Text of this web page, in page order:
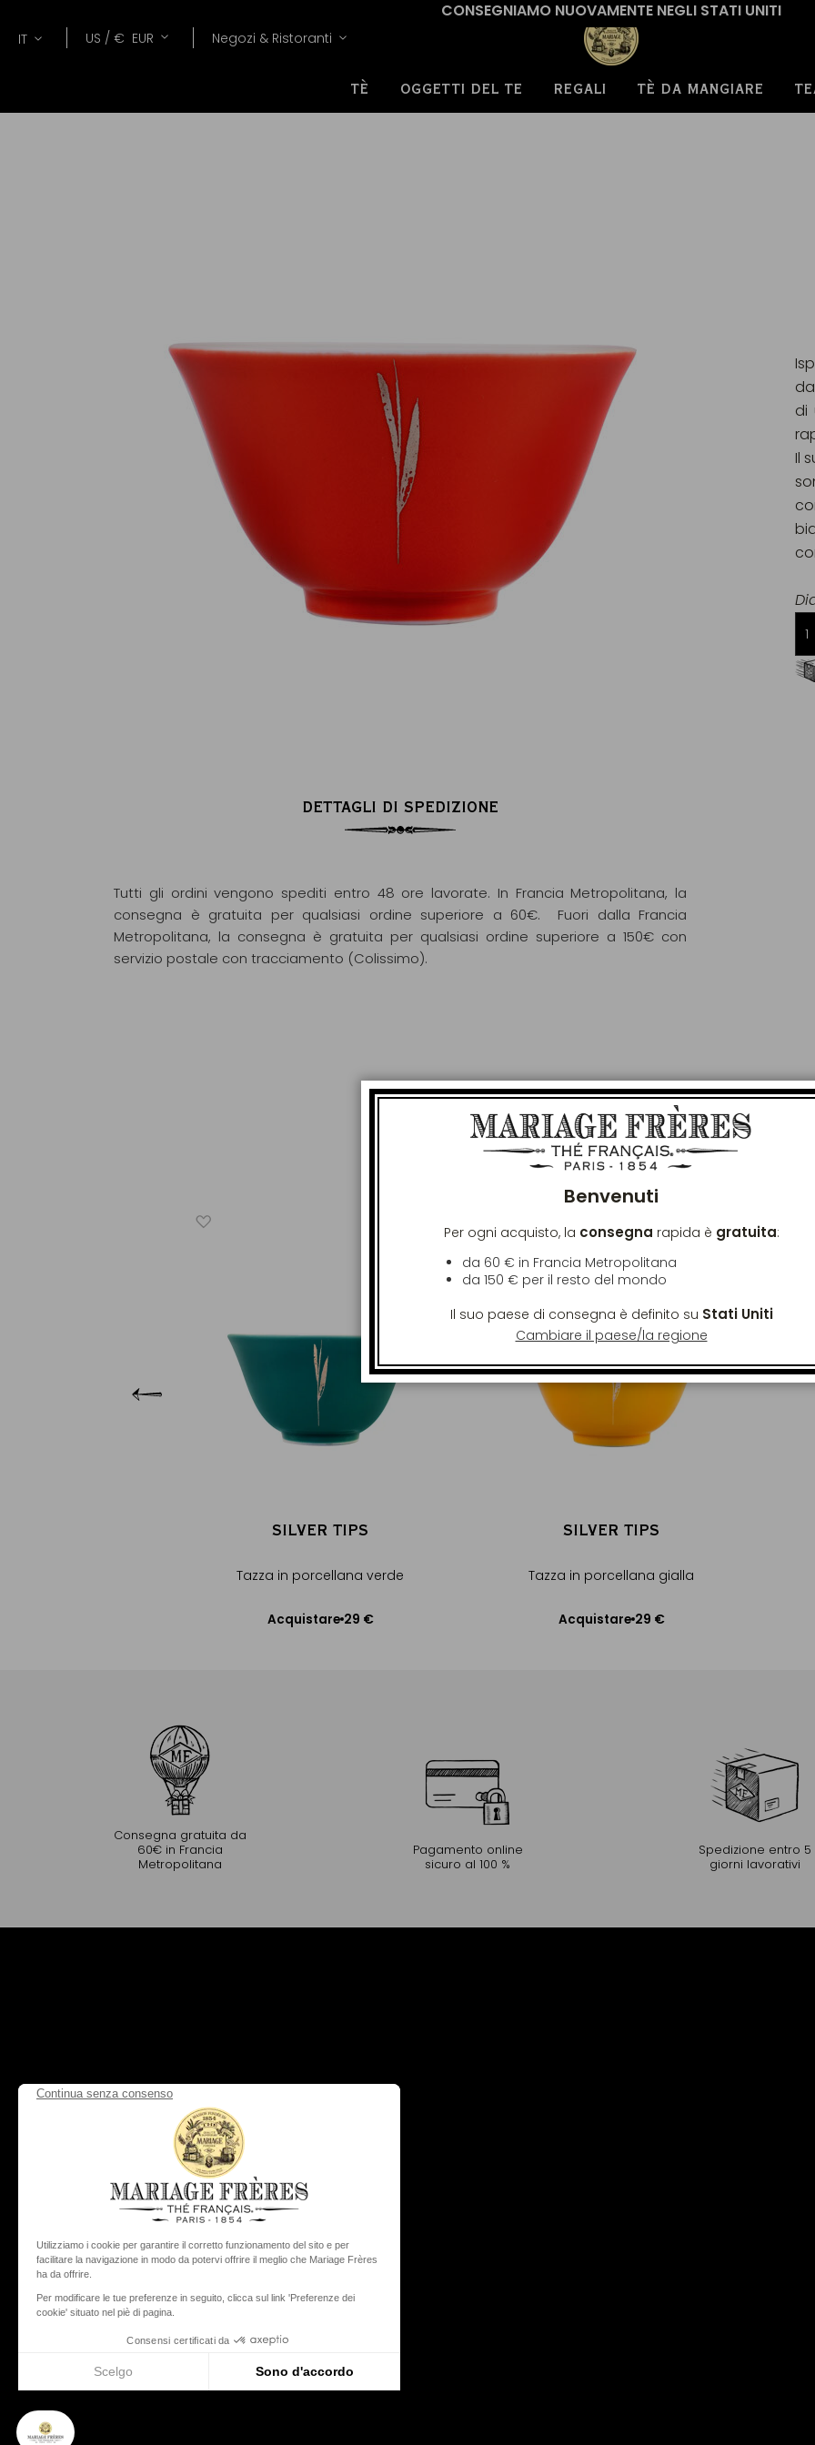
CONSEGNIAMO NUOVAMENTE NEGLI STATI UNITI
Lang
IT Valuta
US / € EUR Negozi & Ristoranti
TÈ OGGETTI DEL TE REGALI TÈ DA MANGIARE
di
Il
DETTAGLI DI SPEDIZIONE
Tutti gli ordini vengono spediti entro 48 ore lavorate. In Francia Metropolitana, la
consegna è gratuita per qualsiasi ordine superiore a 60€. Fuori dalla Francia
Metropolitana, la consegna è gratuita per qualsiasi ordine superiore a 150€ con
servizio postale con tracciamento (Colissimo).
LE PIACERÀ ANCHE
SILVER TIPS
Tazza in porcellana verde
Acquistare 29 €
SILVER TIPS
Tazza in porcellana gialla
Acquistare 29 €
Consegna gratuita da
60€ in Francia
Metropolitana
Pagamento online
sicuro al 100 %
Spedizione entro 5
giorni lavorativi
Benvenuti
Per ogni acquisto, la consegna rapida è gratuita:
da 60 € in Francia Metropolitana
da 150 € per il resto del mondo
Il suo paese di consegna è definito su Stati Uniti
Cambiare il paese/la regione